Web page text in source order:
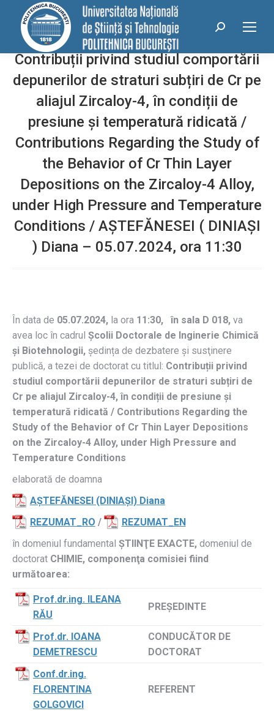
conținut
Search:
Contribuții privind studiul comportării
depunerilor de straturi subțiri de Cr pe
aliajul Zircaloy-4, în condiții de
presiune și temperatură ridicată /
Contributions Regarding the Study of
the Behavior of Cr Thin Layer
Depositions on the Zircaloy-4 Alloy,
under High Pressure and Temperature
Conditions / AȘTEFĂNESEI ( DINIAȘI
) Diana – 05.07.2024, ora 11:30
În data de 05.07.2024, la ora 11:30, în sala D 018, va
avea loc în cadrul Școlii Doctorale de Inginerie Chimică
și Biotehnologii, ședința de dezbatere și susţinere
publică, a tezei de doctorat cu titlul: Contribuții privind
studiul comportării depunerilor de straturi subțiri de
Cr pe aliajul Zircaloy-4, în condiții de presiune și
temperatură ridicată / Contributions Regarding the
Study of the Behavior of Cr Thin Layer Depositions
on the Zircaloy-4 Alloy, under High Pressure and
Temperature Conditions
elaborată de doamna
AȘTEFĂNESEI (DINIAȘI) Diana
REZUMAT_RO /
REZUMAT_EN
în domeniul fundamental ȘTIINŢE EXACTE, domeniul de
doctorat CHIMIE, componenţa comisiei fiind
următoarea:
Prof.dr.ing. ILEANA
RĂU
PREŞEDINTE
Prof.dr. IOANA
DEMETRESCU
CONDUCĂTOR DE
DOCTORAT
Conf.dr.ing.
FLORENTINA
GOLGOVICI
REFERENT